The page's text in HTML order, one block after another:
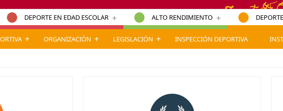
DEPORTE EN EDAD ESCOLAR + ALTO RENDIMIENTO +
+ ORGANIZACIÓN + LEGISLACIÓN + INSPECCIÓN DEPORTIVA